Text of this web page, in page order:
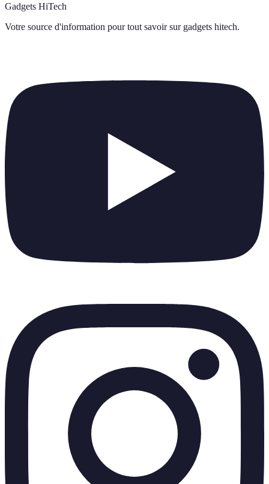
Gadgets HiTech
Votre source d'information pour tout savoir sur gadgets hitech.